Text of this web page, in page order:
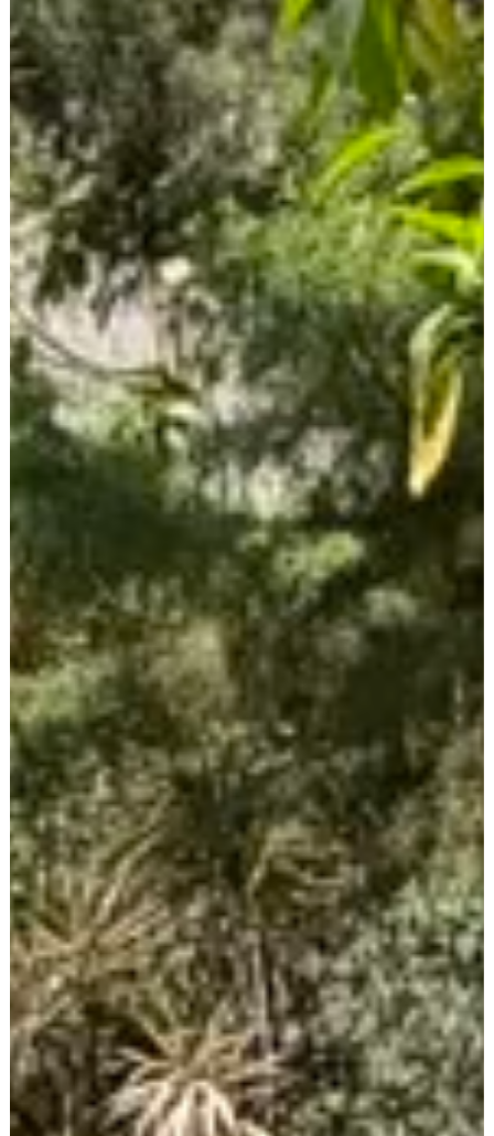
Arrendatarios
PQRs
Reparación locativa
Consignar inmuebles
Simulador Gastos
Notariales